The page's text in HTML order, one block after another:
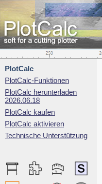
PlotCalc
PlotCalc-Funktionen
PlotCalc herunterladen
2026.06.18
PlotCalc kaufen
PlotCalc aktivieren
Technische Unterstützung